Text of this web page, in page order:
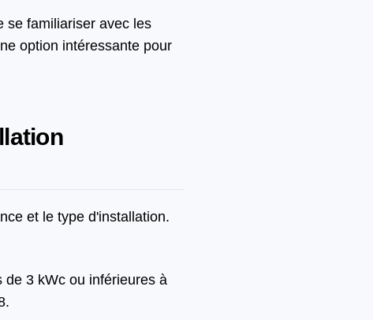
se familiariser avec les
option intéressante pour
et le type d'installation.
de 3 kWc ou inférieures à